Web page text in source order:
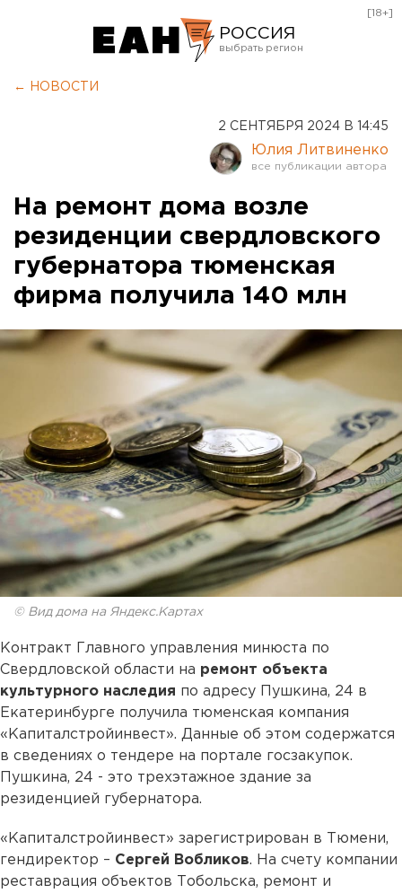
РОССИЯ
Курган
Оренбург
[18+]
← НОВОСТИ
2 СЕНТЯБРЯ 2024 В 14:45
Юлия Литвиненко
На ремонт дома возле
резиденции свердловского
губернатора тюменская
фирма получила 140 млн
© Вид дома на Яндекс.Картах
Контракт Главного управления минюста по
Свердловской области на ремонт объекта
культурного наследия по адресу Пушкина, 24 в
Екатеринбурге получила тюменская компания
«Капиталстройинвест». Данные об этом содержатся
в сведениях о тендере на портале госзакупок.
Пушкина, 24 - это трехэтажное здание за
резиденцией губернатора.
«Капиталстройинвест» зарегистрирован в Тюмени,
гендиректор – Сергей Вобликов. На счету компании
реставрация объектов Тобольска, ремонт и